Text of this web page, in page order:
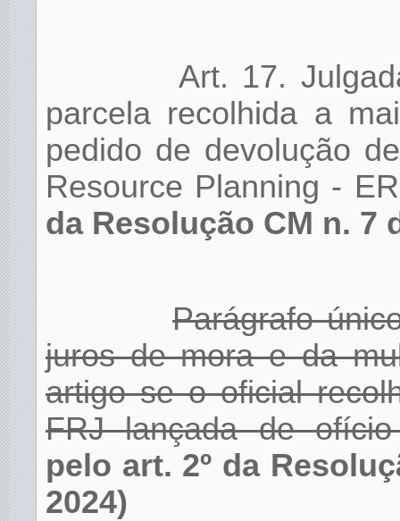
Art. 17.
parcela recolhida a
pedido de devolução
Resource Planning -
da Resolução CM n. 7
Parágrafo
juros de mora e da
artigo se o oficial
FRJ lançada de
pelo art. 2º da
2024)